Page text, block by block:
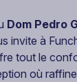
Dom Pedro
invite à
tout le
où